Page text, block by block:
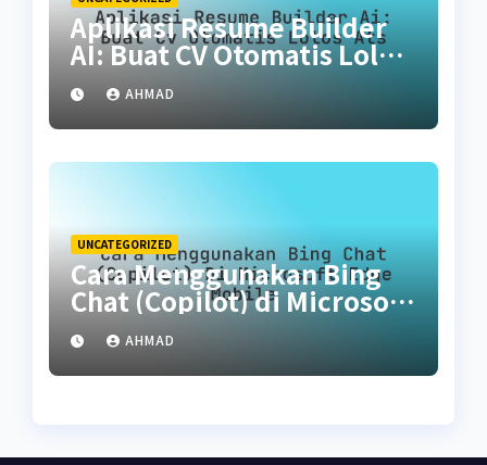
Aplikasi Resume Builder
AI: Buat CV Otomatis Lolos
ATS AHMAD
UNCATEGORIZED
Cara Menggunakan Bing
Chat (Copilot) di Microsoft
Edge Mobile
AHMAD